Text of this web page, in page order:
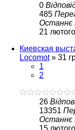
0
485
Останнє
21
Киевская
Locomot» 31
1
2
26
13351
Останнє
15